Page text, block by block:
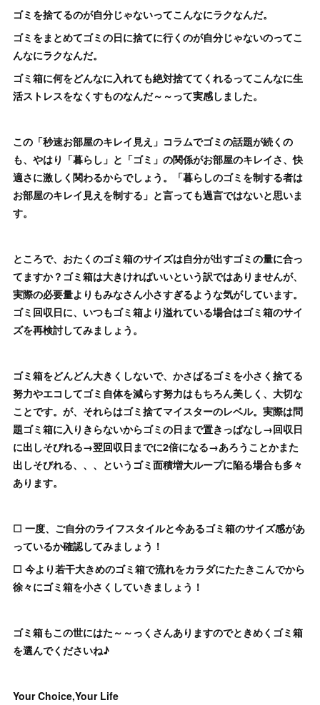
ゴミを捨てるのが自分じゃないってこんなにラクなんだ。
ゴミをまとめてゴミの日に捨てに行くのが自分じゃないのってこ
んなにラクなんだ。
ゴミ箱に何をどんなに入れても絶対捨ててくれるってこんなに生
活ストレスをなくすものなんだ～～って実感しました。
この「秒速お部屋のキレイ見え」コラムでゴミの話題が続くの
も、やはり「暮らし」と「ゴミ」の関係がお部屋のキレイさ、快
適さに激しく関わるからでしょう。「暮らしのゴミを制する者は
お部屋のキレイ見えを制する」と言っても過言ではないと思いま
す。
ところで、おたくのゴミ箱のサイズは自分が出すゴミの量に合っ
てますか？ゴミ箱は大きければいいという訳ではありませんが、
実際の必要量よりもみなさん小さすぎるような気がしています。
ゴミ回収日に、いつもゴミ箱より溢れている場合はゴミ箱のサイ
ズを再検討してみましょう。
ゴミ箱をどんどん大きくしないで、かさばるゴミを小さく捨てる
努力やエコしてゴミ自体を減らす努力はもちろん美しく、大切な
ことです。が、それらはゴミ捨てマイスターのレベル。実際は問
題ゴミ箱に入りきらないからゴミの日まで置きっぱなし→回収日
に出しそびれる→翌回収日までに2倍になる→あろうことかまた
出しそびれる、、、というゴミ面積増大ループに陥る場合も多々
あります。
☐ 一度、ご自分のライフスタイルと今あるゴミ箱のサイズ感があ
っているか確認してみましょう！
☐ 今より若干大きめのゴミ箱で流れをカラダにたたきこんでから
徐々にゴミ箱を小さくしていきましょう！
ゴミ箱もこの世にはた～～っくさんありますのでときめくゴミ箱
を選んでくださいね♪
Your Choice,Your Life